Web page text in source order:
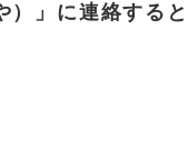
」に連絡する